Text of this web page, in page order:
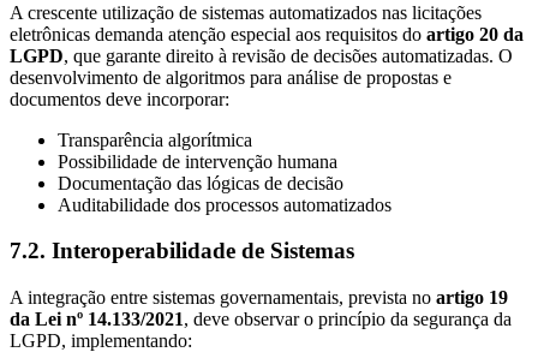
A crescente utilização de sistemas automatizados nas licitações
eletrônicas demanda atenção especial aos requisitos do artigo 20 da
LGPD, que garante direito à revisão de decisões automatizadas. O
desenvolvimento de algoritmos para análise de propostas e
documentos deve incorporar:
Transparência algorítmica
Possibilidade de intervenção humana
Documentação das lógicas de decisão
Auditabilidade dos processos automatizados
7.2. Interoperabilidade de Sistemas
A integração entre sistemas governamentais, prevista no artigo 19
da Lei nº 14.133/2021, deve observar o princípio da segurança da
LGPD, implementando: